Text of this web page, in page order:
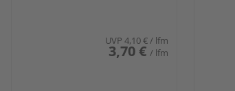
UVP 4,10 €/ lfm
3,70 € / lfm